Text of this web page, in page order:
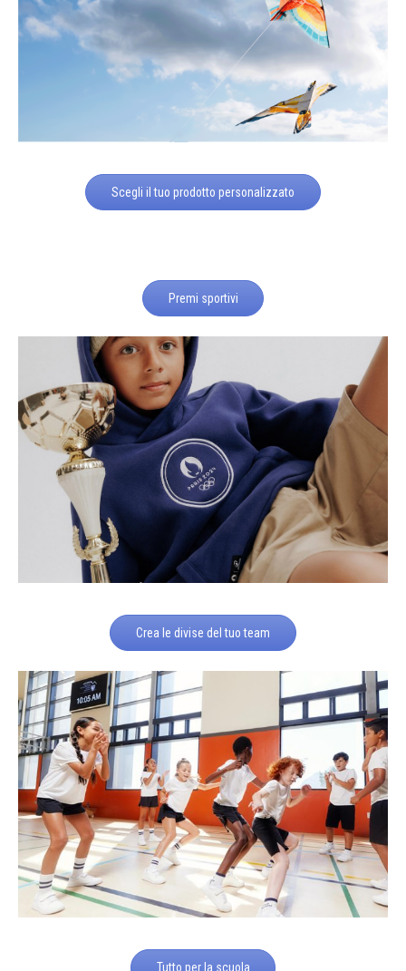
Scegli il tuo prodotto personalizzato
Premi sportivi
Crea le divise del tuo team
Tutto per la scuola